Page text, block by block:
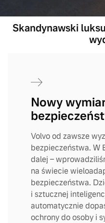
Skandynawski
Nowy
Volvo od zawsze
bezpieczeństwa. W
dalej –
na świecie
bezpieczeństwa.
i sztucznej
automatycznie
ochrony do osoby i